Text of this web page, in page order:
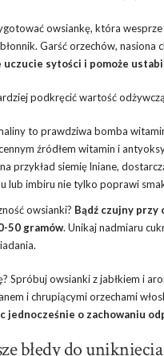
owsiankę, która
Garść orzechów, nasiona
uczucie sytości i pomoże
podkręcić wartość
to prawdziwa bomba
źródłem witamin i
przykład siemię lniane,
lub imbiru nie tylko poprawi
owsianki? Bądź czujny
50 gramów. Unikaj nadmiaru
Spróbuj owsianki z jabłkiem i
i chrupiącymi orzechami
jednocześnie o zachowaniu
błędy do